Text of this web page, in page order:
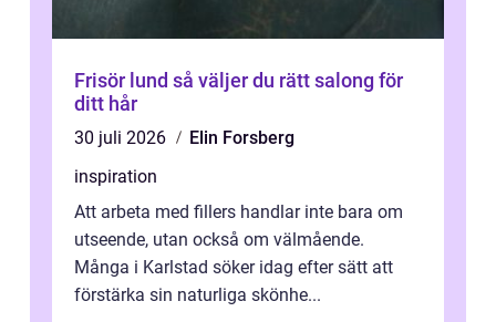
Frisör lund så väljer du rätt salong för
ditt hår
30 juli 2026
Elin Forsberg
inspiration
Att arbeta med fillers handlar inte bara om
utseende, utan också om välmående.
Många i Karlstad söker idag efter sätt att
förstärka sin naturliga skönhe...